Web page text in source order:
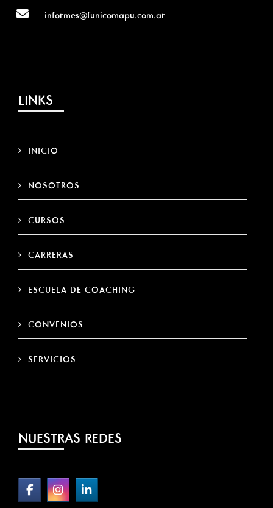
informes@funicomapu.com.ar
LINKS
INICIO
NOSOTROS
CURSOS
CARRERAS
ESCUELA DE COACHING
CONVENIOS
SERVICIOS
NUESTRAS REDES